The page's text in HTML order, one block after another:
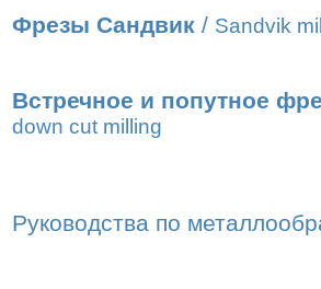
Фрезы Сандвик / Sandvik
Встречное и попутное
down cut milling
Руководства по